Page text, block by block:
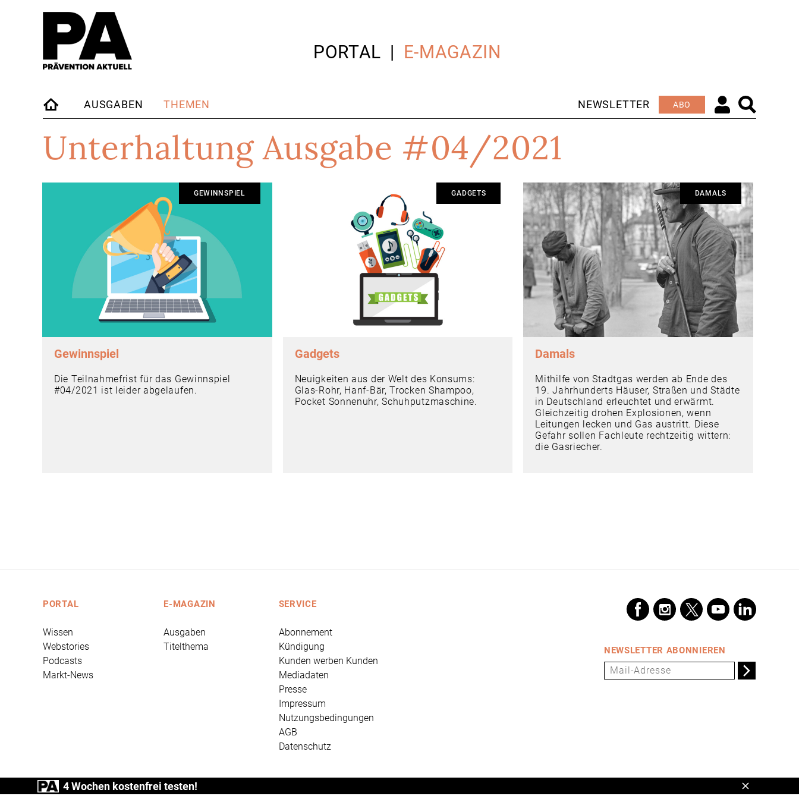
PORTAL E-MAGAZIN
AUSGABEN THEMEN NEWSLETTER ABO
UnterhaltungAusgabe #04/2021
GEWINNSPIEL
Gewinnspiel
Die Teilnahmefrist für das Gewinnspiel
#04/2021 ist leider abgelaufen.
GADGETS
Gadgets
Neuigkeiten aus der Welt des Konsums:
Glas-Rohr, Hanf-Bär, Trocken Shampoo,
Pocket Sonnenuhr, Schuhputzmaschine.
DAMALS
Damals
Mithilfe von Stadtgas werden ab Ende des
19. Jahrhunderts Häuser, Straßen und Städte
in Deutschland erleuchtet und erwärmt.
Gleichzeitig drohen Explosionen, wenn
Leitungen lecken und Gas austritt. Diese
Gefahr sollen Fachleute rechtzeitig wittern:
die Gasriecher.
PORTAL
Wissen
Webstories
Podcasts
Markt-News
E-MAGAZIN
Ausgaben
Titelthema
SERVICE
Abonnement
Kündigung
Kunden werben Kunden
Mediadaten
Presse
Impressum
Nutzungsbedingungen
AGB
Datenschutz
NEWSLETTER ABONNIEREN
4 Wochen kostenfrei testen! Schließen